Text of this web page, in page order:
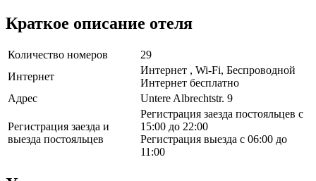
Краткое описание отеля
Количество номеров
29
Интернет
Интернет , Wi-Fi, Беспроводной
Интернет бесплатно
Адрес
Untere Albrechtstr. 9
Регистрация заезда и
выезда постояльцев
Регистрация заезда постояльцев с
15:00 до 22:00
Регистрация выезда с 06:00 до
11:00